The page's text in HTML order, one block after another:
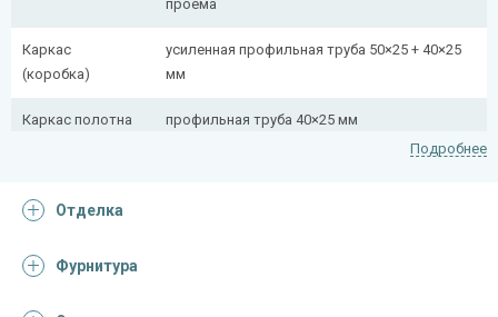
проёма
Каркас
(коробка)
усиленная профильная труба 50×25 + 40×25
мм
Каркас полотна профильная труба 40×25 мм
Притворная
Ребра жесткости
Подробнее
Отделка
Фурнитура